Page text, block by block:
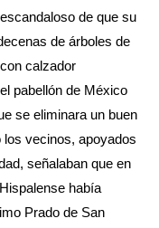
de que su
de árboles de
calzador
pabellón de México
se eliminara un buen
vecinos, apoyados
señalaban que en
había
Prado de San